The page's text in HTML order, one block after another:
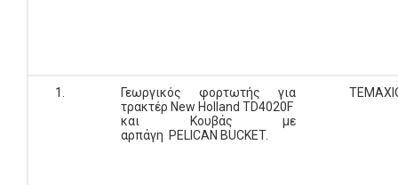
1.
Γεωργικός φορτωτής για
τρακτέρ New Holland TD4020F
και Κουβάς με
αρπάγη PELICAN BUCKET.